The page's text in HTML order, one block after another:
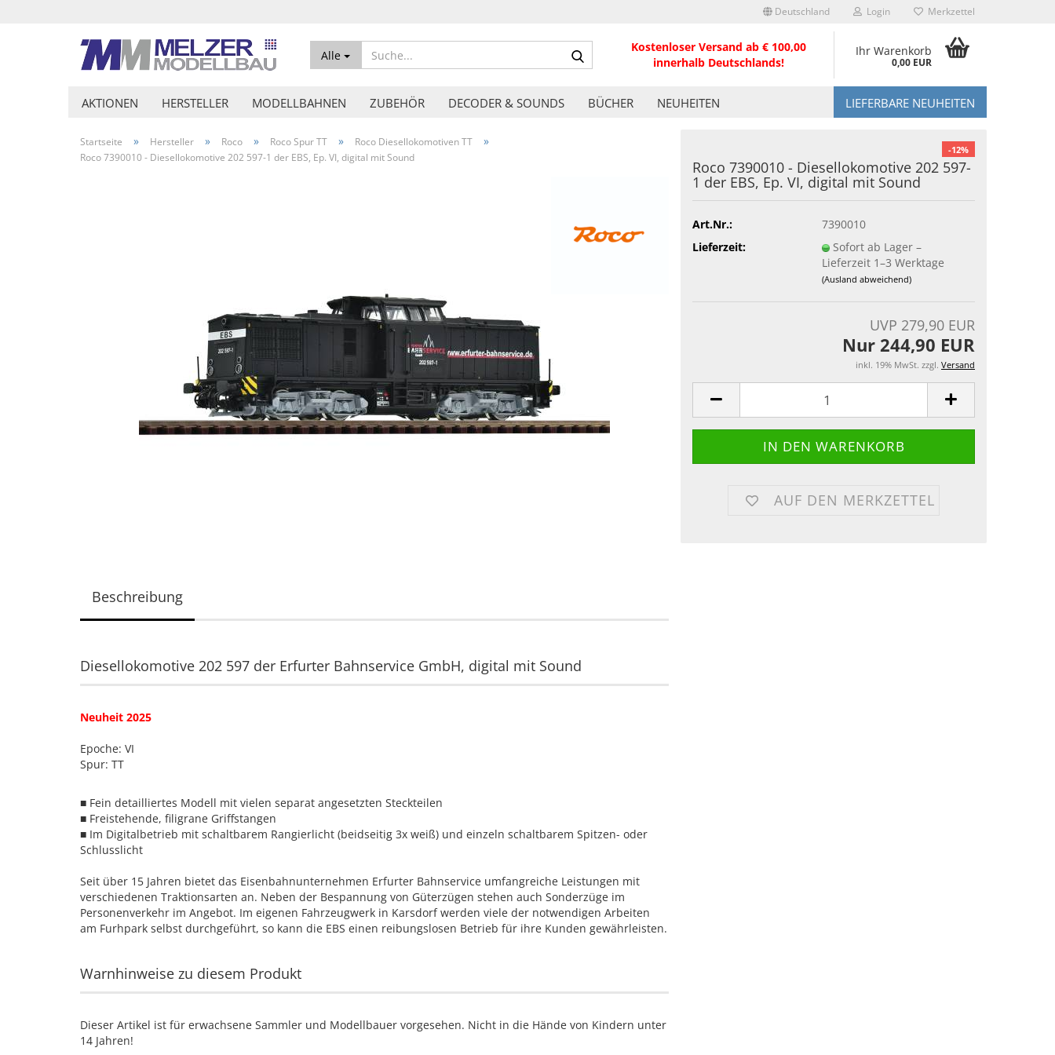
Deutschland Login Merkzettel
Alle
Suche...Kostenloser Versand ab € 100,00
innerhalb Deutschlands!
Ihr Warenkorb
0,00 EUR
AKTIONEN HERSTELLER MODELLBAHNEN ZUBEHÖR DECODER & SOUNDS BÜCHER NEUHEITEN LIEFERBARE NEUHEITEN
Startseite » Hersteller » Roco » Roco Spur TT » Roco Diesellokomotiven TT »
Roco 7390010 - Diesellokomotive 202 597-1 der EBS, Ep. VI, digital mit Sound
-12%
Roco 7390010 - Diesellokomotive 202 597-
1 der EBS, Ep. VI, digital mit Sound
Art.Nr.:
7390010
Lieferzeit:
Sofort ab Lager –
Lieferzeit 1–3 Werktage
(Ausland abweichend)
UVP 279,90 EUR
Nur 244,90 EUR
inkl. 19% MwSt. zzgl. Versand
AUF DEN MERKZETTEL
Beschreibung
Diesellokomotive 202 597 der Erfurter Bahnservice GmbH, digital mit Sound
Neuheit 2025
Epoche: VI
Spur: TT
■ Fein detailliertes Modell mit vielen separat angesetzten Steckteilen
■ Freistehende, filigrane Griffstangen
■ Im Digitalbetrieb mit schaltbarem Rangierlicht (beidseitig 3x weiß) und einzeln schaltbarem Spitzen- oder
Schlusslicht
Seit über 15 Jahren bietet das Eisenbahnunternehmen Erfurter Bahnservice umfangreiche Leistungen mit
verschiedenen Traktionsarten an. Neben der Bespannung von Güterzügen stehen auch Sonderzüge im
Personenverkehr im Angebot. Im eigenen Fahrzeugwerk in Karsdorf werden viele der notwendigen Arbeiten
am Furhpark selbst durchgeführt, so kann die EBS einen reibungslosen Betrieb für ihre Kunden gewährleisten.
Warnhinweise zu diesem Produkt
Dieser Artikel ist für erwachsene Sammler und Modellbauer vorgesehen. Nicht in die Hände von Kindern unter
14 Jahren!